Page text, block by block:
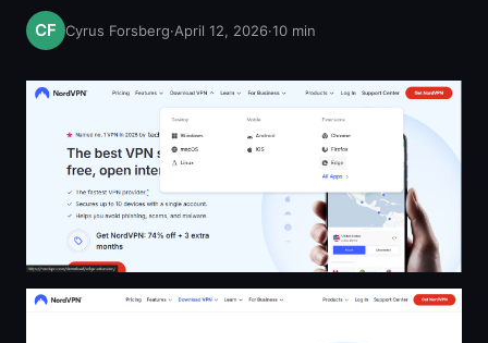
Cyrus Forsberg·April 12, 2026·10 min